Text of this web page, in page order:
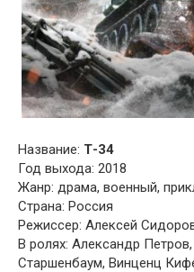
Название: Т-34
Год выхода: 2018
Жанр: драма, военный,
Страна: Россия
Режиссер: Алексей
В ролях: Александр
Старшенбаум, Винценц